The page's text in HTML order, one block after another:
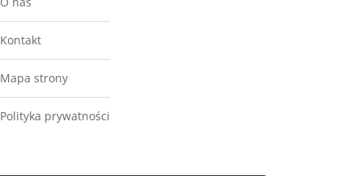
Kontakt
Mapa strony
Polityka prywatności